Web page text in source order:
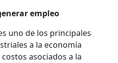
empleo
uno de los principales
a la economía
asociados a la